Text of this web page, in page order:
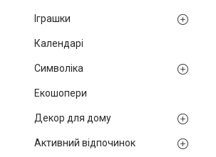
Іграшки
Календарі
Символіка
Екошопери
Декор для дому
Активний відпочинок